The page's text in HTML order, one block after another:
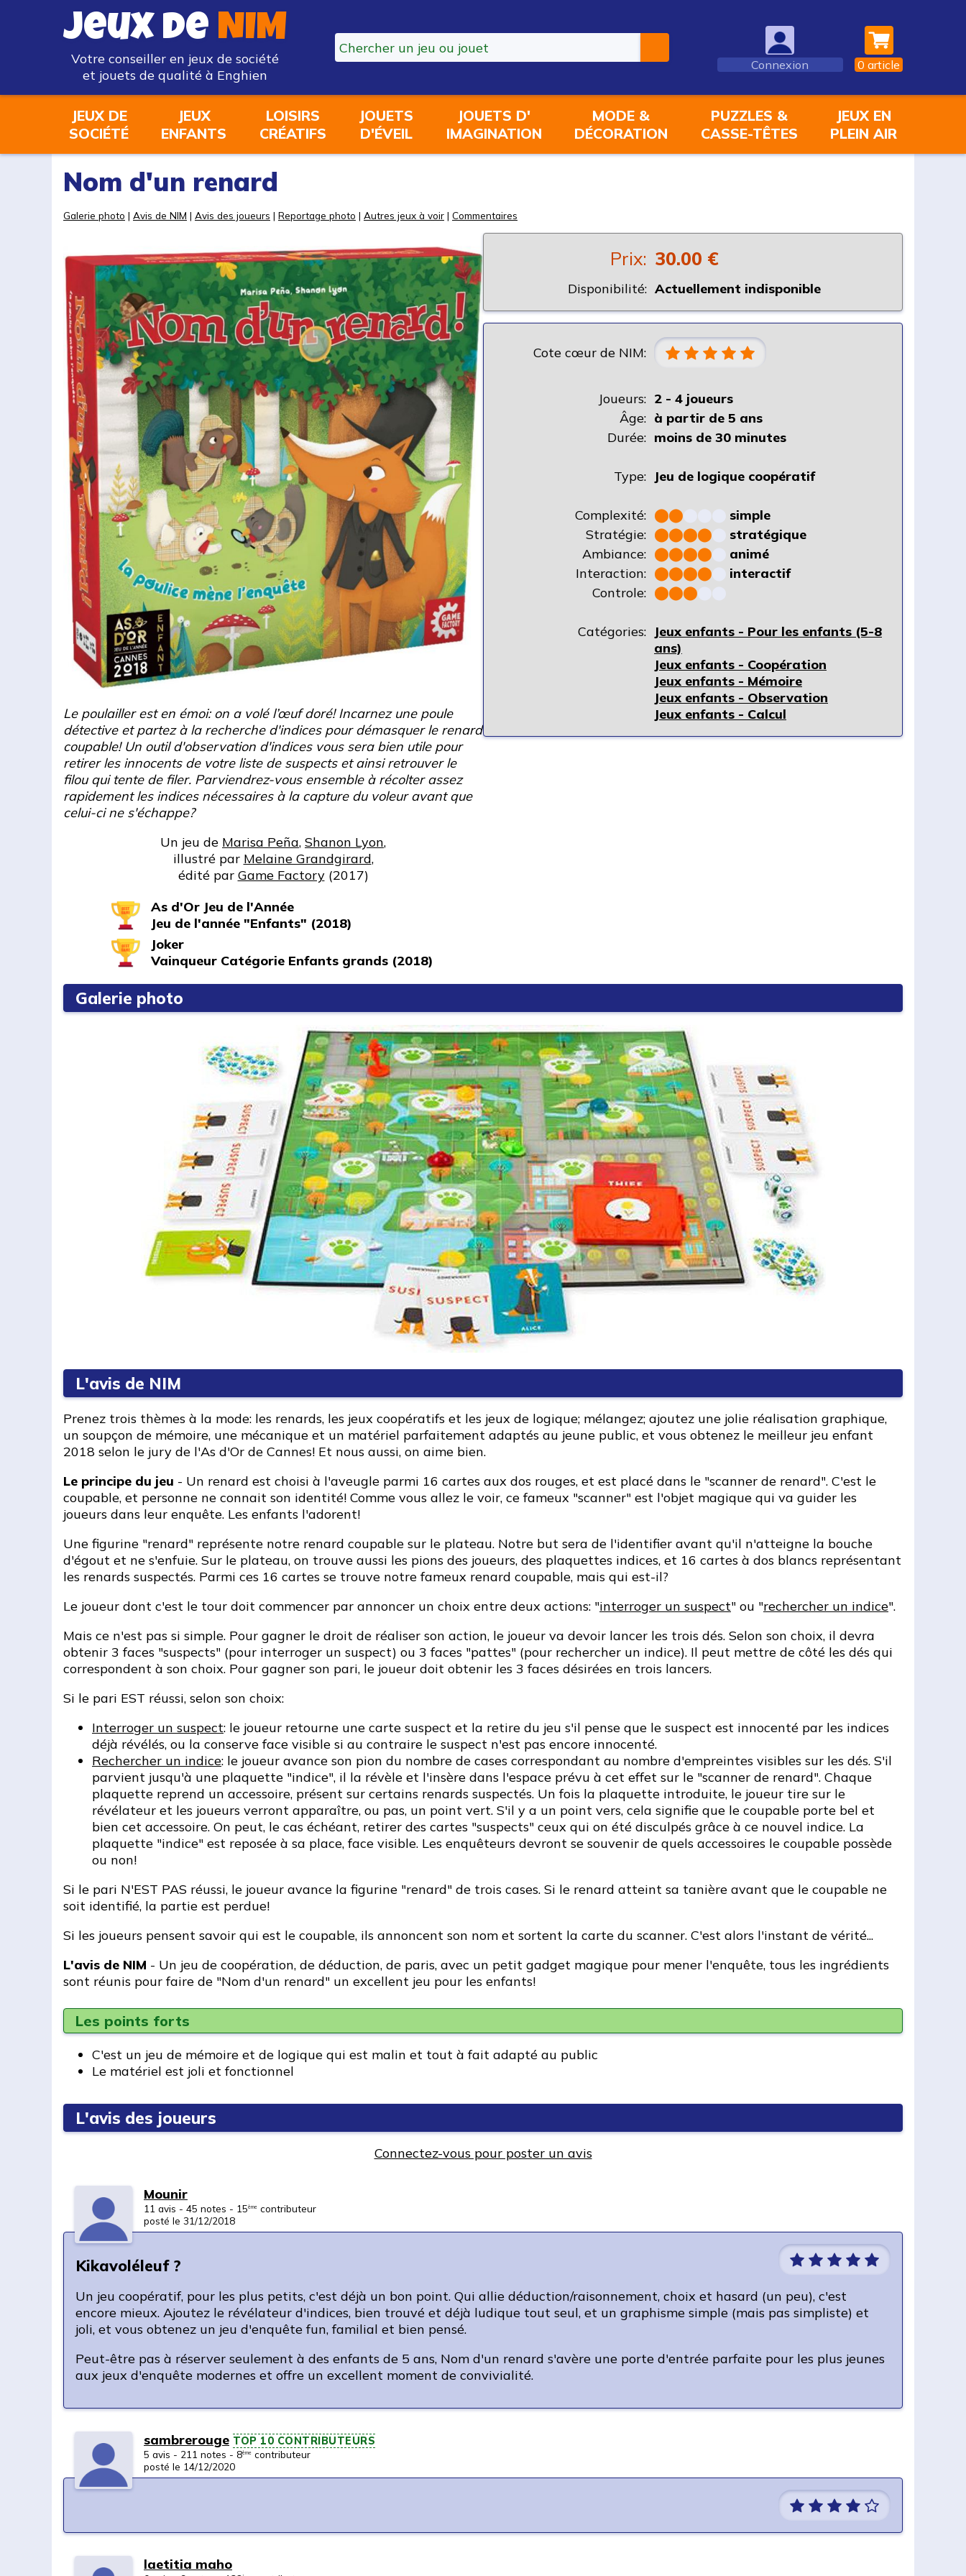
Jeux de NIM
Votre conseiller en jeux de société
et jouets de qualité à Enghien
Connexion 0 article
JEUX DE
SOCIÉTÉ
JEUX
ENFANTS
LOISIRS
CRÉATIFS
JOUETS
D'ÉVEIL
JOUETS D'
IMAGINATION
MODE &
DÉCORATION
PUZZLES &
CASSE-TÊTES
JEUX EN
PLEIN AIR
Nom d'un renard
Galerie photo | Avis de NIM | Avis des joueurs | Reportage photo | Autres jeux à voir | Commentaires
Le poulailler est en émoi: on a volé l’œuf doré! Incarnez une poule
détective et partez à la recherche d'indices pour démasquer le renard
coupable! Un outil d'observation d'indices vous sera bien utile pour
retirer les innocents de votre liste de suspects et ainsi retrouver le
filou qui tente de filer. Parviendrez-vous ensemble à récolter assez
rapidement les indices nécessaires à la capture du voleur avant que
celui-ci ne s'échappe?
Un jeu de Marisa Peña, Shanon Lyon,
illustré par Melaine Grandgirard,
édité par Game Factory(2017)
As d'Or Jeu de l'Année
Jeu de l'année "Enfants" (2018)
Joker
Vainqueur Catégorie Enfants grands (2018)
Prix: 30.00 €
Disponibilité: Actuellement indisponible
Cote cœur de NIM:
Joueurs: 2 - 4 joueurs
Âge: à partir de 5 ans
Durée: moins de 30 minutes
Type: Jeu de logique coopératif
Complexité: ⬤⬤
simple
Stratégie: ⬤⬤⬤⬤
stratégique
Ambiance: ⬤⬤⬤⬤
animé
Interaction: ⬤⬤⬤⬤
interactif
Controle: ⬤⬤⬤
Catégories:
Jeux enfants - Pour les enfants (5-8
ans)
Jeux enfants - Coopération
Jeux enfants - Mémoire
Jeux enfants - Observation
Jeux enfants - Calcul
Galerie photo
L'avis de NIM
Prenez trois thèmes à la mode: les renards, les jeux coopératifs et les jeux de logique; mélangez; ajoutez une jolie réalisation graphique,
un soupçon de mémoire, une mécanique et un matériel parfaitement adaptés au jeune public, et vous obtenez le meilleur jeu enfant
2018 selon le jury de l'As d'Or de Cannes! Et nous aussi, on aime bien.
Le principe du jeu - Un renard est choisi à l'aveugle parmi 16 cartes aux dos rouges, et est placé dans le "scanner de renard". C'est le
coupable, et personne ne connait son identité! Comme vous allez le voir, ce fameux "scanner" est l'objet magique qui va guider les
joueurs dans leur enquête. Les enfants l'adorent!
Une figurine "renard" représente notre renard coupable sur le plateau. Notre but sera de l'identifier avant qu'il n'atteigne la bouche
d'égout et ne s'enfuie. Sur le plateau, on trouve aussi les pions des joueurs, des plaquettes indices, et 16 cartes à dos blancs représentant
les renards suspectés. Parmi ces 16 cartes se trouve notre fameux renard coupable, mais qui est-il?
Le joueur dont c'est le tour doit commencer par annoncer un choix entre deux actions: "interroger un suspect" ou "rechercher un indice".
Mais ce n'est pas si simple. Pour gagner le droit de réaliser son action, le joueur va devoir lancer les trois dés. Selon son choix, il devra
obtenir 3 faces "suspects" (pour interroger un suspect) ou 3 faces "pattes" (pour rechercher un indice). Il peut mettre de côté les dés qui
correspondent à son choix. Pour gagner son pari, le joueur doit obtenir les 3 faces désirées en trois lancers.
Si le pari EST réussi, selon son choix:
Interroger un suspect: le joueur retourne une carte suspect et la retire du jeu s'il pense que le suspect est innocenté par les indices
déjà révélés, ou la conserve face visible si au contraire le suspect n'est pas encore innocenté.
Rechercher un indice: le joueur avance son pion du nombre de cases correspondant au nombre d'empreintes visibles sur les dés. S'il
parvient jusqu'à une plaquette "indice", il la révèle et l'insère dans l'espace prévu à cet effet sur le "scanner de renard". Chaque
plaquette reprend un accessoire, présent sur certains renards suspectés. Un fois la plaquette introduite, le joueur tire sur le
révélateur et les joueurs verront apparaître, ou pas, un point vert. S'il y a un point vers, cela signifie que le coupable porte bel et
bien cet accessoire. On peut, le cas échéant, retirer des cartes "suspects" ceux qui on été disculpés grâce à ce nouvel indice. La
plaquette "indice" est reposée à sa place, face visible. Les enquêteurs devront se souvenir de quels accessoires le coupable possède
ou non!
Si le pari N'EST PAS réussi, le joueur avance la figurine "renard" de trois cases. Si le renard atteint sa tanière avant que le coupable ne
soit identifié, la partie est perdue!
Si les joueurs pensent savoir qui est le coupable, ils annoncent son nom et sortent la carte du scanner. C'est alors l'instant de vérité...
L'avis de NIM - Un jeu de coopération, de déduction, de paris, avec un petit gadget magique pour mener l'enquête, tous les ingrédients
sont réunis pour faire de "Nom d'un renard" un excellent jeu pour les enfants!
Les points forts
C'est un jeu de mémoire et de logique qui est malin et tout à fait adapté au public
Le matériel est joli et fonctionnel
L'avis des joueurs
Connectez-vous pour poster un avis
Mounir
11 avis - 45 notes - 15ème contributeur
posté le 31/12/2018
Kikavoléleuf ?
Un jeu coopératif, pour les plus petits, c'est déjà un bon point. Qui allie déduction/raisonnement, choix et hasard (un peu), c'est
encore mieux. Ajoutez le révélateur d'indices, bien trouvé et déjà ludique tout seul, et un graphisme simple (mais pas simpliste) et
joli, et vous obtenez un jeu d'enquête fun, familial et bien pensé.
Peut-être pas à réserver seulement à des enfants de 5 ans, Nom d'un renard s'avère une porte d'entrée parfaite pour les plus jeunes
aux jeux d'enquête modernes et offre un excellent moment de convivialité.
sambrerouge TOP 10 CONTRIBUTEURS
5 avis - 211 notes - 8ème contributeur
posté le 14/12/2020
laetitia maho